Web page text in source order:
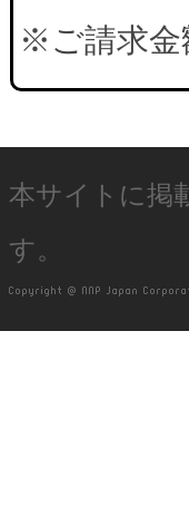
※ご請求金
本サイトに掲
す。